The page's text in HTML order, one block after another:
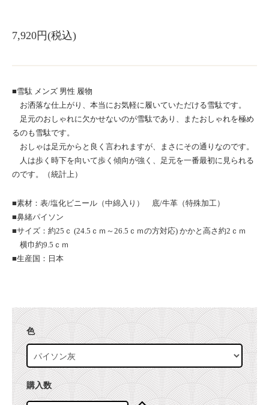
7,920円(税込)
■雪駄 メンズ 男性 履物
お洒落な仕上がり、本当にお気軽に履いていただける雪駄です。
足元のおしゃれに欠かせないのが雪駄であり、またおしゃれを極め
るのも雪駄です。
おしゃは足元からと良く言われますが、まさにその通りなのです。
人は歩く時下を向いて歩く傾向が強く、足元を一番最初に見られる
のです。（統計上）
■素材：表/塩化ビニール（中綿入り） 底/牛革（特殊加工）
■鼻緒パイソン
■サイズ：約25ｃ (24.5ｃｍ～26.5ｃｍの方対応) かかと高さ約2ｃｍ
横巾約9.5ｃｍ
■生産国：日本
色
購入数